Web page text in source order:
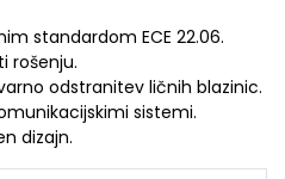
standardom ECE 22.06.
rošenju.
odstranitev ličnih blazinic.
sistemi.
dizajn.